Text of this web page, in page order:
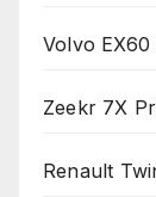
Volvo
Zeekr 7X
Renault